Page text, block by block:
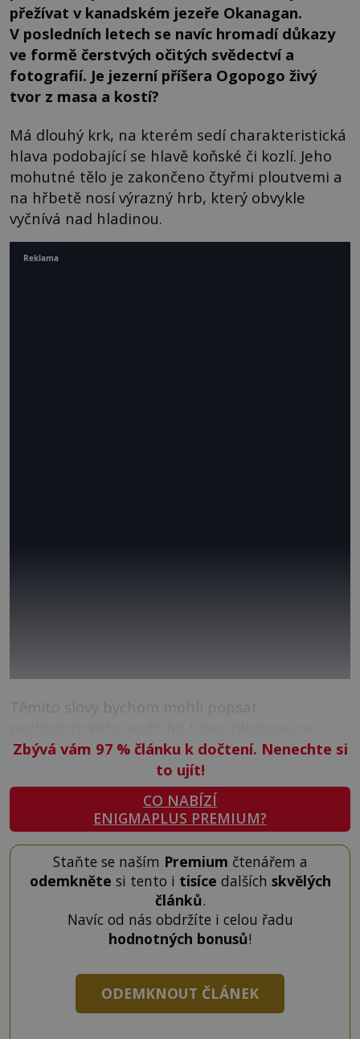
přežívat v kanadském jezeře Okanagan.
V posledních letech se navíc hromadí důkazy
ve formě čerstvých očitých svědectví a
fotografií. Je jezerní příšera Ogopogo živý
tvor z masa a kostí?
Má dlouhý krk, na kterém sedí charakteristická
hlava podobající se hlavě koňské či kozlí. Jeho
mohutné tělo je zakončeno čtyřmi ploutvemi a
na hřbetě nosí výrazný hrb, který obvykle
vyčnívá nad hladinou.
Těmito slovy bychom mohli popsat
Zbývá vám 97 %článku k dočtení. Nenechte si
to ujít!
CO NABÍZÍ
ENIGMAPLUS PREMIUM?
Staňte se naším Premium čtenářem a
odemkněte si tento i tisíce dalších skvělých
článků.
Navíc od nás obdržíte i celou řadu
hodnotných bonusů!
ODEMKNOUT ČLÁNEK
Reklama